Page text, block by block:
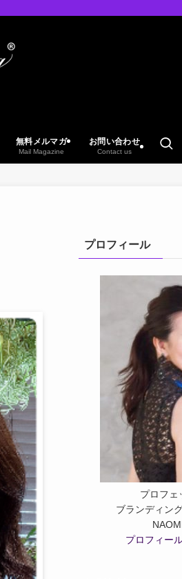
無料メルマガ
Mail Magazine
お問い合わせ
Contact us
プロフィール
プロフェ
ブランディン
プロフィー